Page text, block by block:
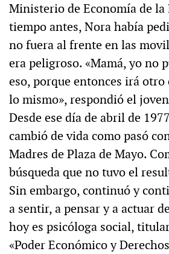
Ministerio de Economía de la
tiempo antes, Nora había
no fuera al frente en las
era peligroso. «Mamá, yo no
eso, porque entonces irá otro
lo mismo», respondió el
Desde ese día de abril de
cambió de vida como pasó
Madres de Plaza de Mayo.
búsqueda que no tuvo el
Sin embargo, continuó y
a sentir, a pensar y a actuar
hoy es psicóloga social,
«Poder Económico y